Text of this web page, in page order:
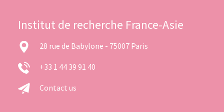
Institut de recherche France-Asie
28 rue de Babylone - 75007 Paris
+33 1 44 39 91 40
Contact us